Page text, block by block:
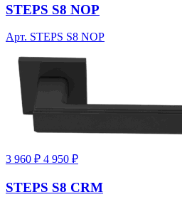
STEPS S8 NOP
Арт. STEPS S8 NOP
3 960 ₽ 4 950 ₽
STEPS S8 CRM